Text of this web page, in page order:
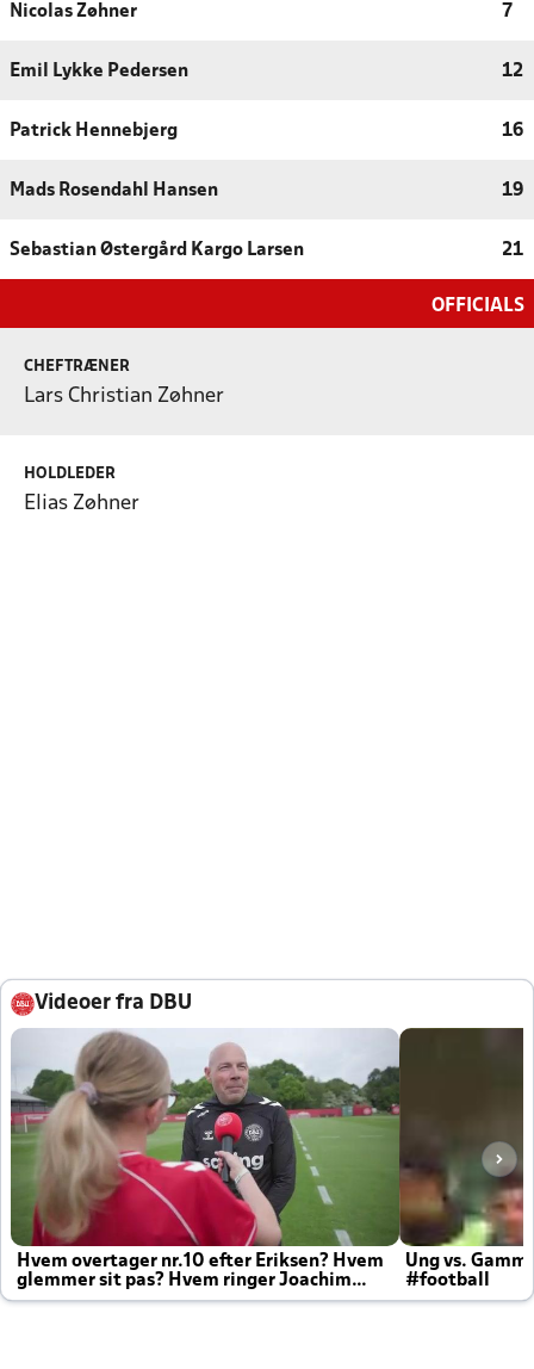
Nicolas Zøhner 7
Emil Lykke Pedersen 12
Patrick Hennebjerg 16
Mads Rosendahl Hansen 19
Sebastian Østergård Kargo Larsen 21
OFFICIALS
CHEFTRÆNER
Lars Christian Zøhner
HOLDLEDER
Elias Zøhner
Videoer fra DBU
Hvem overtager nr.10 efter Eriksen? Hvem
glemmer sit pas? Hvem ringer Joachim
altid til efter kampe?
Ung vs.
#football